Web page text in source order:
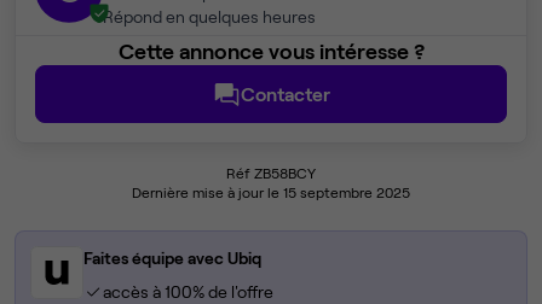
Répond en quelques heures
Cette annonce vous intéresse ?
Contacter
Réf ZB58BCY
Dernière mise à jour le 15 septembre 2025
Faites équipe avec Ubiq
accès à 100% de l'offre